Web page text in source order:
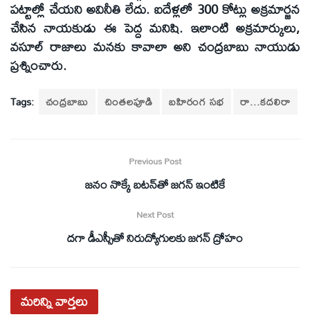
పట్టాల్లో చేయని అవినీతి లేదు. ఐదేళ్లలో 300 కోట్లు అక్రమార్జన
చేసిన నాయకుడు ఈ పెద్ద మనిషి. ఇలాంటి అక్రమార్కులు,
వసూల్‌ రాజాలు మనకు కావాలా అని చంద్రబాబు నాయుడు
ప్రశ్నించారు.
Tags: చంద్రబాబు చింతలపూడి బహిరంగ సభ రా...కదలిరా
Previous Post
జనం నొక్కే బటన్‌తో జగన్‌ ఇంటికే
Next Post
దగా డీఎస్సీతో నిరుద్యోగులకు జగన్‌ ద్రోహం
మరిన్నివార్తలు